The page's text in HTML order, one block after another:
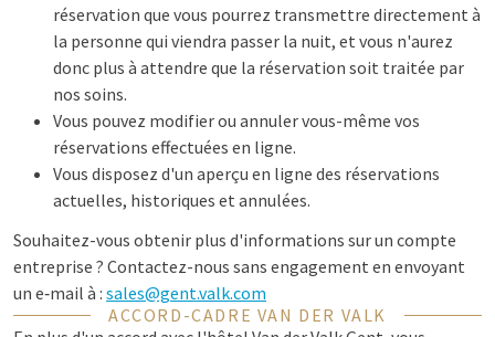
réservation que vous pourrez transmettre directement à
la personne qui viendra passer la nuit, et vous n'aurez
donc plus à attendre que la réservation soit traitée par
nos soins.
Vous pouvez modifier ou annuler vous-même vos
réservations effectuées en ligne.
Vous disposez d'un aperçu en ligne des réservations
actuelles, historiques et annulées.
Souhaitez-vous obtenir plus d'informations sur un compte
entreprise ? Contactez-nous sans engagement en envoyant
un e‑mail à : sales@gent.valk.com
ACCORD-CADRE VAN DER VALK